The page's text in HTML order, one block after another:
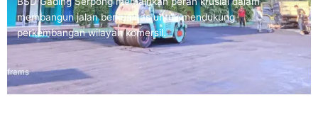
membangun jalan berkualitas untuk mendukung
perkembangan wilayah komersil.